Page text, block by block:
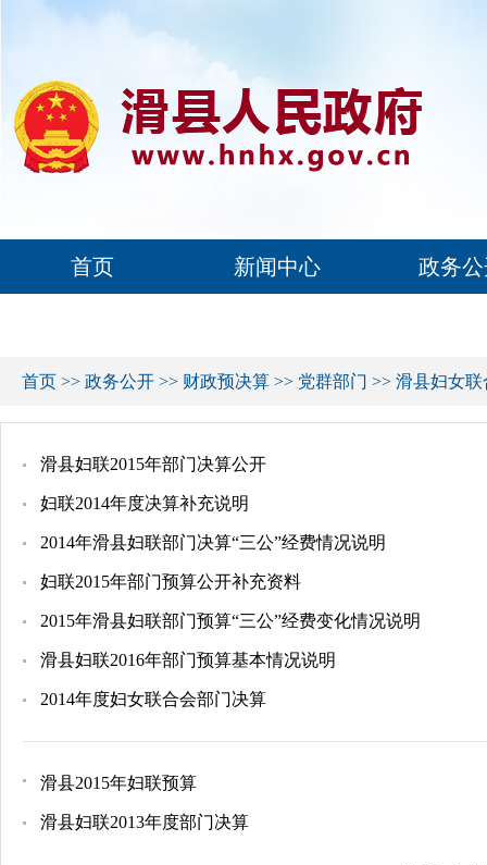
首页 新闻中心 政务
首页 >> 政务公开 >> 财政预决算 >> 党群部门 >> 滑县妇女联
滑县妇联2015年部门决算公开
妇联2014年度决算补充说明
2014年滑县妇联部门决算“三公”经费情况说明
妇联2015年部门预算公开补充资料
2015年滑县妇联部门预算“三公”经费变化情况说明
滑县妇联2016年部门预算基本情况说明
2014年度妇女联合会部门决算
滑县2015年妇联预算
滑县妇联2013年度部门决算